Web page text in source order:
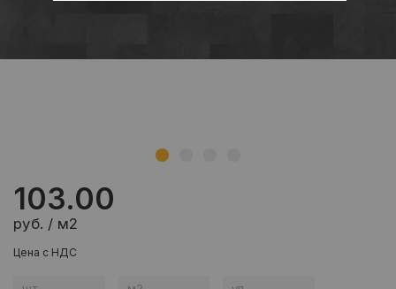
103.00
руб. / м2
Цена с НДС